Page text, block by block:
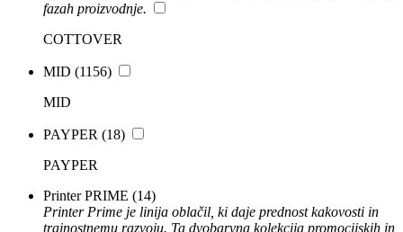
fazah proizvodnje.
COTTOVER
MID (1156)
MID
PAYPER (18)
PAYPER
Printer PRIME (14)
Printer Prime je linija oblačil, ki daje prednost kakovosti in
trajnostnemu razvoju. Ta dvobarvna kolekcija promocijskih in